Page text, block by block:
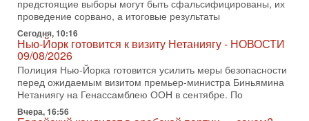
03/08/2026
Президент США Дональд Трамп объявил о возобновлении
переговоров с Ираном, но Тегеран пока не подтвердил
готовность к диалогу. По словам американского
2-08-2026, 08:42
Трамп отменил удар по Ирану - НОВОСТИ
02/08/2026
Президент США Дональд Трамп сегодня заявил об отмене
предстоящие выборы могут быть сфальсифицированы, их
проведение сорвано, а итоговые результаты
Сегодня, 10:16
Нью-Йорк готовится к визиту Нетаниягу - НОВОСТИ
09/08/2026
Полиция Нью-Йорка готовится усилить меры безопасности
перед ожидаемым визитом премьер-министра Биньямина
Нетаниягу на Генассамблею ООН в сентябре. По
Вчера, 16:56